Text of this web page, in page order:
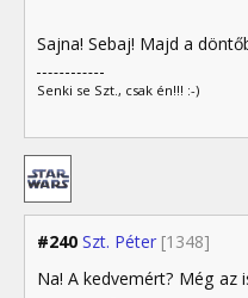
Sajna! Sebaj! Majd a
Senki se Szt., csak én!!! :-)
#240 Szt. Péter [1348]
Na! A kedvemért? Még